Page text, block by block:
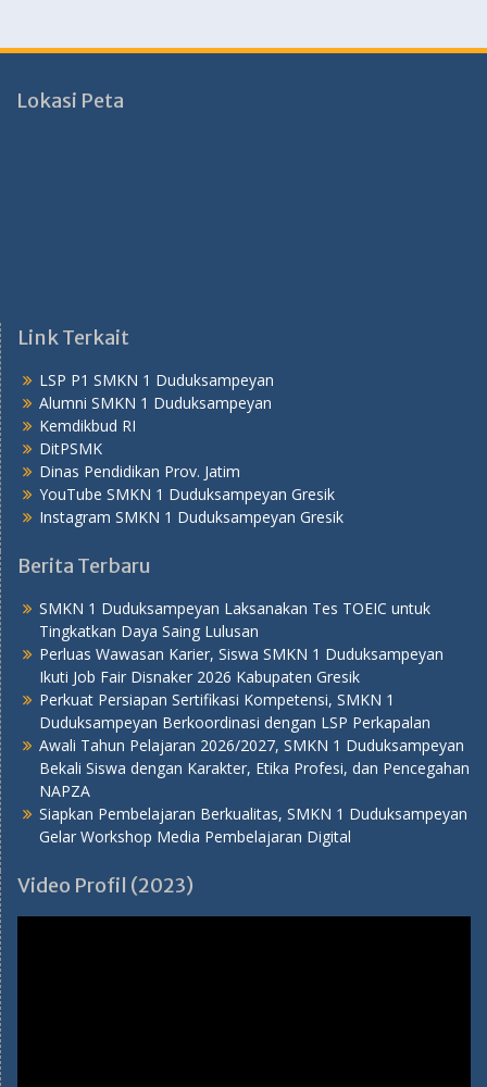
Lokasi Peta
Link Terkait
LSP P1 SMKN 1 Duduksampeyan
Alumni SMKN 1 Duduksampeyan
Kemdikbud RI
DitPSMK
Dinas Pendidikan Prov. Jatim
YouTube SMKN 1 Duduksampeyan Gresik
Instagram SMKN 1 Duduksampeyan Gresik
Berita Terbaru
SMKN 1 Duduksampeyan Laksanakan Tes TOEIC untuk
Tingkatkan Daya Saing Lulusan
Perluas Wawasan Karier, Siswa SMKN 1 Duduksampeyan
Ikuti Job Fair Disnaker 2026 Kabupaten Gresik
Perkuat Persiapan Sertifikasi Kompetensi, SMKN 1
Duduksampeyan Berkoordinasi dengan LSP Perkapalan
Awali Tahun Pelajaran 2026/2027, SMKN 1 Duduksampeyan
Bekali Siswa dengan Karakter, Etika Profesi, dan Pencegahan
NAPZA
Siapkan Pembelajaran Berkualitas, SMKN 1 Duduksampeyan
Gelar Workshop Media Pembelajaran Digital
Video Profil (2023)